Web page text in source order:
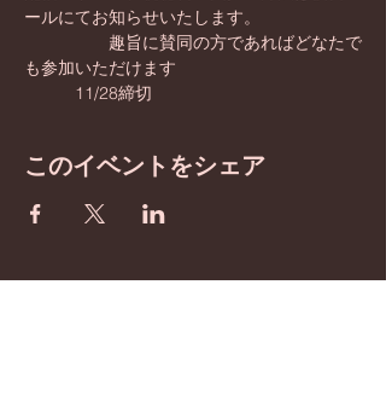
ールにてお知らせいたします。
趣旨に賛同の方であればどなたで
も参加いただけます
11/28締切
このイベントをシェア